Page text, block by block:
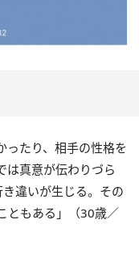
ったり、相手の性格を
は真意が伝わりづら
違いが生じる。その
ともある」（30歳／